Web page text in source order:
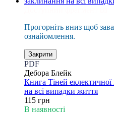
Прогорніть вниз щоб
ознайомлення.
Закрити
PDF
Дебора Блейк
Книга Тіней
на всі випадки життя
115 грн
В наявності